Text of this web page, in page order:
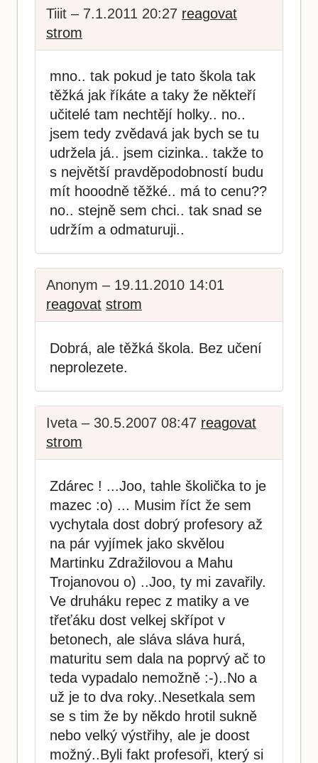
Tiiit – 7.1.2011 20:27 reagovat
strom
mno.. tak pokud je tato škola tak
těžká jak říkáte a taky že někteří
učitelé tam nechtějí holky.. no..
jsem tedy zvědavá jak bych se tu
udržela já.. jsem cizinka.. takže to
s největší pravděpodobností budu
mít hooodně těžké.. má to cenu??
no.. stejně sem chci.. tak snad se
udržím a odmaturuji..
Anonym – 19.11.2010 14:01
reagovat strom
Dobrá, ale těžká škola. Bez učení
neprolezete.
Iveta – 30.5.2007 08:47 reagovat
strom
Zdárec ! ...Joo, tahle školička to je
mazec :o) ... Musim říct že sem
vychytala dost dobrý profesory až
na pár vyjímek jako skvělou
Martinku Zdražilovou a Mahu
Trojanovou o) ..Joo, ty mi zavařily.
Ve druháku repec z matiky a ve
třeťáku dost velkej skřípot v
betonech, ale sláva sláva hurá,
maturitu sem dala na poprvý ač to
teda vypadalo nemožně :-)..No a
už je to dva roky..Nesetkala sem
se s tim že by někdo hrotil sukně
nebo velký výstřihy, ale je doost
možný..Byli fakt profesoři, který si